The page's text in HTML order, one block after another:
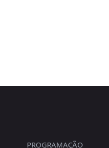
PROGRAMAÇÃO